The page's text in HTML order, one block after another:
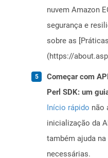
nuvem Amazon
segurança e
sobre as
(https://
Começar com
Perl SDK: um
Início rápido não
inicialização da
também ajuda
necessárias.